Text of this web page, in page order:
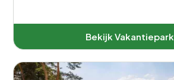
Bekijk Vakantiepark